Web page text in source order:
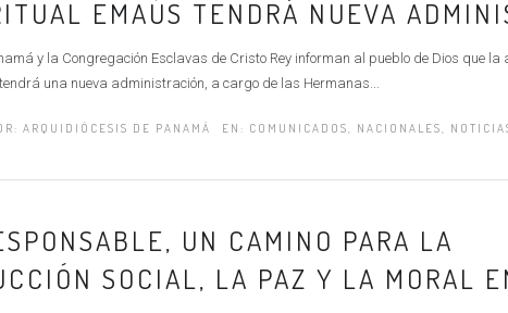
EMAÚS TENDRÁ NUEVA
y la Congregación Esclavas de Cristo Rey informan al pueblo de Dios que
una nueva administración, a cargo de las Hermanas...
ARQUIDIÓCESIS DE PANAMÁ EN: COMUNICADOS, NACIONALES,
UN CAMINO PARA LA
SOCIAL, LA PAZ Y LA MORAL